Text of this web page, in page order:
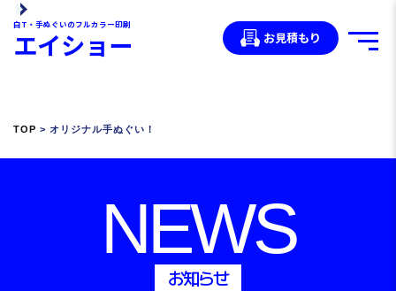
白T・手ぬぐいのフルカラー印刷
エイショー お見積もり
TOP > オリジナル手ぬぐい！
NEWS
お知らせ